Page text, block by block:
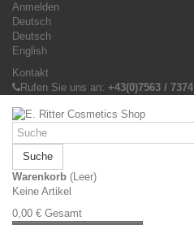
Anmelden
Deutsch
Deutsch
English
Kontakt
Rufen Sie uns an: +43(0)7563 / 7374
Suche
Warenkorb (Leer)
Keine Artikel
0,00 € Gesamt